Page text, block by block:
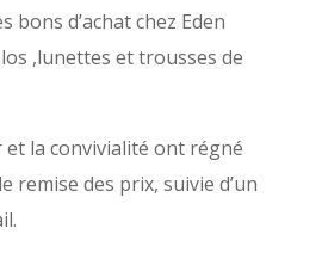
bons d’achat chez Eden
,lunettes et trousses de
la convivialité ont régné
remise des prix, suivie d’un